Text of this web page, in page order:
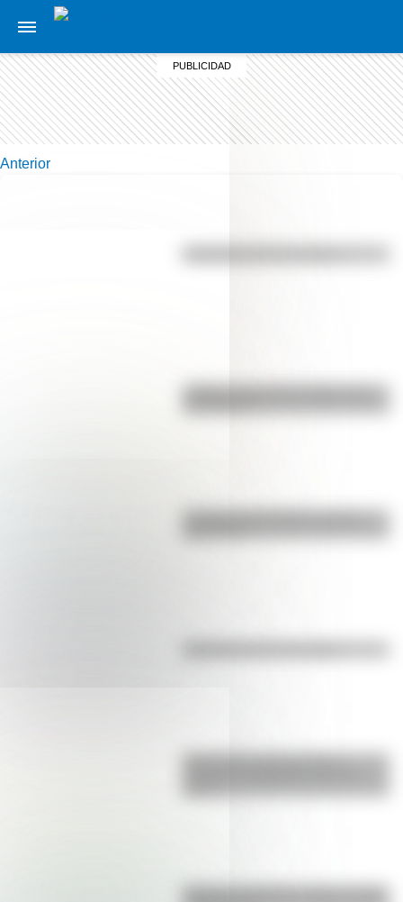
Anterior
¿Sabías cómo fue la infancia de
Efemérides: tres cosas que
Bandera de Bolivia: historia, origen